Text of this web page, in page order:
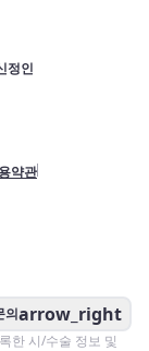
정인
약관
의arrow_right
한 시/수술 정보 및